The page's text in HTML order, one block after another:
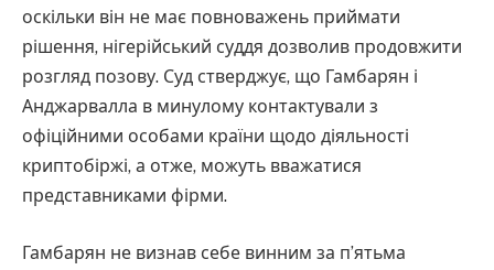
оскільки він не має повноважень приймати
рішення, нігерійський суддя дозволив продовжити
розгляд позову. Суд стверджує, що Гамбарян і
Анджарвалла в минулому контактували з
офіційними особами країни щодо діяльності
криптобіржі, а отже, можуть вважатися
представниками фірми.
Гамбарян не визнав себе винним за п’ятьма